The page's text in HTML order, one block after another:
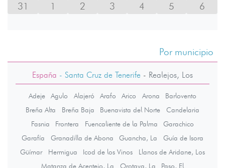
31
1 2 3 4 5 6
Por municipio
España - Santa Cruz de Tenerife - Realejos, Los
Adeje Agulo Alajeró Arafo Arico Arona
Barlovento
Breña Alta
Breña Baja Buenavista del Norte
Candelaria
Fasnia
Frontera Fuencaliente de la Palma
Garachico
Garafía
Granadilla de Abona Guancha, La
Guía de Isora
Güímar
Hermigua Icod de los Vinos
Llanos de Aridane, Los
Matanza de Acentejo, La
Orotava, La
Paso, El